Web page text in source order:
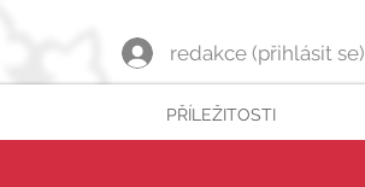
redakce (přihlásit se)
PŘÍLEŽITOSTI